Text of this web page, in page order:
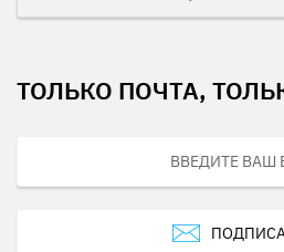
ТОЛЬКО ПОЧТА,